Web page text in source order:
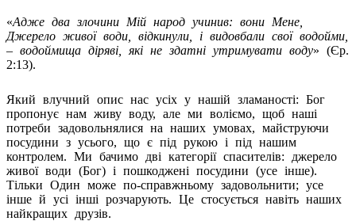
«Адже два злочини Мій народ учинив: вони Мене,
Джерело живої води, відкинули, і видовбали свої водойми,
– водоймища діряві, які не здатні утримувати воду» (Єр.
2:13).
Який влучний опис нас усіх у нашій зламаності: Бог
пропонує нам живу воду, але ми воліємо, щоб наші
потреби задовольнялися на наших умовах, майструючи
посудини з усього, що є під рукою і під нашим
контролем. Ми бачимо дві категорії спасителів: джерело
живої води (Бог) і пошкоджені посудини (усе інше).
Тільки Один може по-справжньому задовольнити; усе
інше й усі інші розчарують. Це стосується навіть наших
найкращих друзів.